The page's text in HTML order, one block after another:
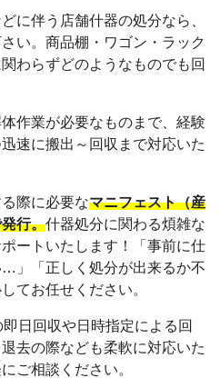
に伴う店舗什器の処分なら、
い。商品棚・ワゴン・ラック
わらずどのようなものでも回
作業が必要なものまで、経験
速に搬出～回収まで対応いた
際に必要なマニフェスト（産
行。什器処分に関わる煩雑な
ートいたします！「事前に仕
」「正しく処分が出来るか不
てお任せください。
日回収や日時指定による回
去の際なども柔軟に対応いた
ご相談ください。